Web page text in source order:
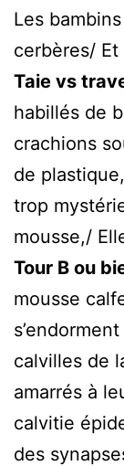
Les
cerbères/
Taie vs
habillés de
crachions
de
trop
mousse,/
Tour B ou
mousse
calvilles de
amarrés à
calvitie
des